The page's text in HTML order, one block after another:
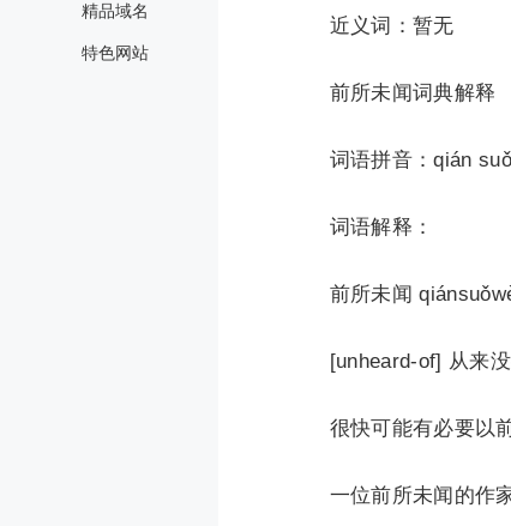
精品域名
特色网站
近义词：暂无
前所未闻词典解释
词语拼音：qián suǒ
词语解释：
前所未闻
[unheard-of] 从来没
很快可能有必要以前
一位前所未闻的作家